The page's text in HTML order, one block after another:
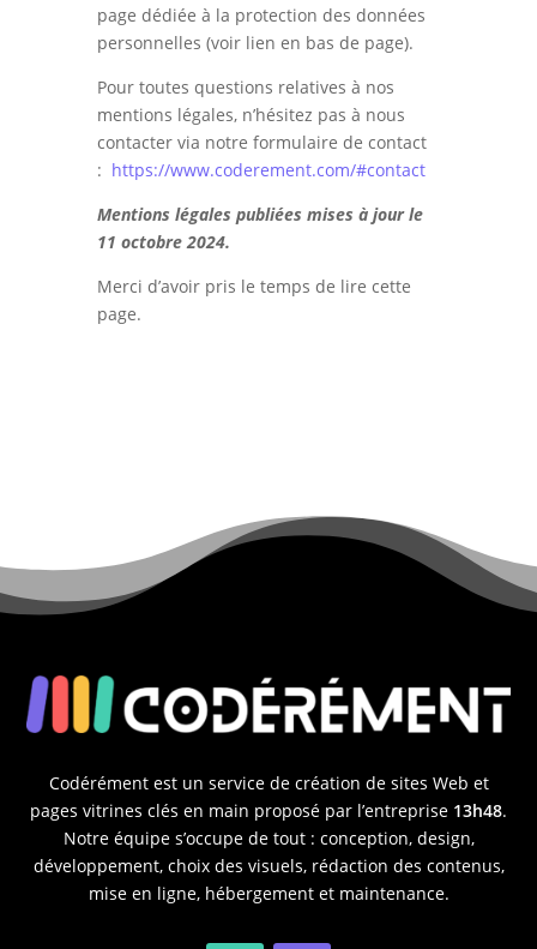
page dédiée à la protection des données
personnelles (voir lien en bas de page).
Pour toutes questions relatives à nos
mentions légales, n’hésitez pas à nous
contacter via notre formulaire de contact
: https://www.coderement.com/#contact
Mentions légales publiées mises à jour le
11 octobre 2024.
Merci d’avoir pris le temps de lire cette
page.
Codérément est un service de création de sites Web et
pages vitrines clés en main proposé par l’entreprise 13h48.
Notre équipe s’occupe de tout : conception, design,
développement, choix des visuels, rédaction des contenus,
mise en ligne, hébergement et maintenance.